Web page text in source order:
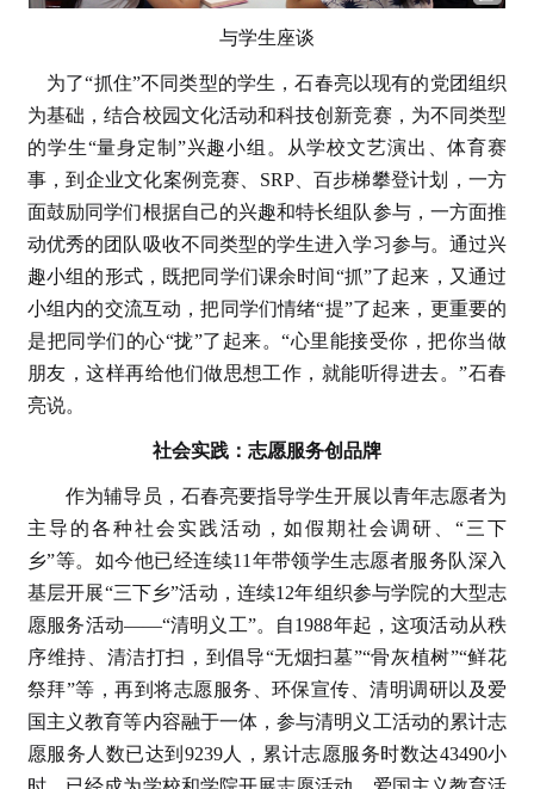
与学生座谈
为了“抓住”不同类型的学生，石春亮以现有的党团组织
为基础，结合校园文化活动和科技创新竞赛，为不同类型
的学生“量身定制”兴趣小组。从学校文艺演出、体育赛
事，到企业文化案例竞赛、SRP、百步梯攀登计划，一方
面鼓励同学们根据自己的兴趣和特长组队参与，一方面推
动优秀的团队吸收不同类型的学生进入学习参与。通过兴
趣小组的形式，既把同学们课余时间“抓”了起来，又通过
小组内的交流互动，把同学们情绪“提”了起来，更重要的
是把同学们的心“拢”了起来。“心里能接受你，把你当做
朋友，这样再给他们做思想工作，就能听得进去。”石春
亮说。
社会实践：志愿服务创品牌
作为辅导员，石春亮要指导学生开展以青年志愿者为
主导的各种社会实践活动，如假期社会调研、“三下
乡”等。如今他已经连续11年带领学生志愿者服务队深入
基层开展“三下乡”活动，连续12年组织参与学院的大型志
愿服务活动——“清明义工”。自1988年起，这项活动从秩
序维持、清洁打扫，到倡导“无烟扫墓”“骨灰植树”“鲜花
祭拜”等，再到将志愿服务、环保宣传、清明调研以及爱
国主义教育等内容融于一体，参与清明义工活动的累计志
愿服务人数已达到9239人，累计志愿服务时数达43490小